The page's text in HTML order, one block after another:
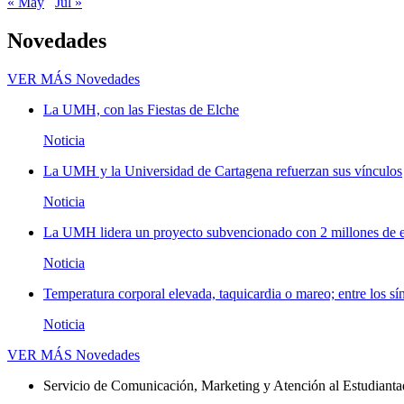
Novedades
VER MÁS Novedades
La UMH, con las Fiestas de Elche
Noticia
La UMH y la Universidad de Cartagena refuerzan sus vínculos
Noticia
La UMH lidera un proyecto subvencionado con 2 millones de
Noticia
Temperatura corporal elevada, taquicardia o mareo; entre los
Noticia
VER MÁS Novedades
Servicio de Comunicación, Marketing y Atención al